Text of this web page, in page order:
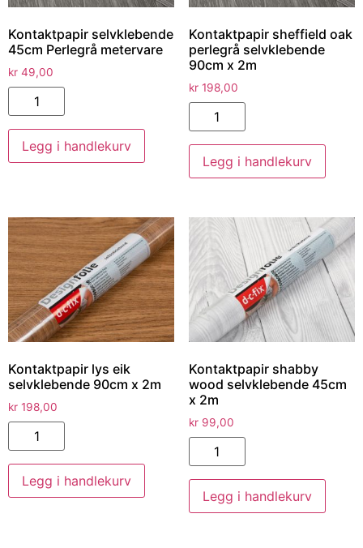
Kontaktpapir selvklebende
45cm Perlegrå metervare
kr 49,00
Legg i handlekurv
Kontaktpapir sheffield oak
perlegrå selvklebende
90cm x 2m
kr198,00
Legg i handlekurv
Kontaktpapir lys eik
selvklebende 90cm x 2m
kr 198,00
Legg i handlekurv
Kontaktpapir shabby
wood selvklebende 45cm
x 2m
kr99,00
Legg i handlekurv